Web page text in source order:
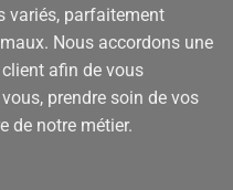
variés, parfaitement
Nous accordons une
afin de vous
prendre soin de vos
de notre métier.